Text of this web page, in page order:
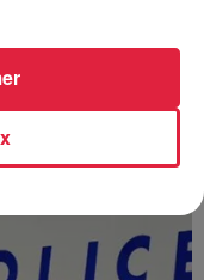
Face aux